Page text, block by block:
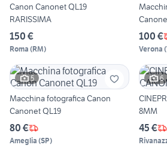
Canon Canonet QL19
RARISSIMA
150 €
Roma (RM)
100 €
Verona (
5
Macchina fotografica Canon
Canonet QL19
80 €
Ameglia (SP)
6
8MM
45 €